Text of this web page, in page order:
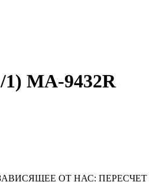
MA-9432R
ОТ НАС: ПЕРЕСЧЕТ